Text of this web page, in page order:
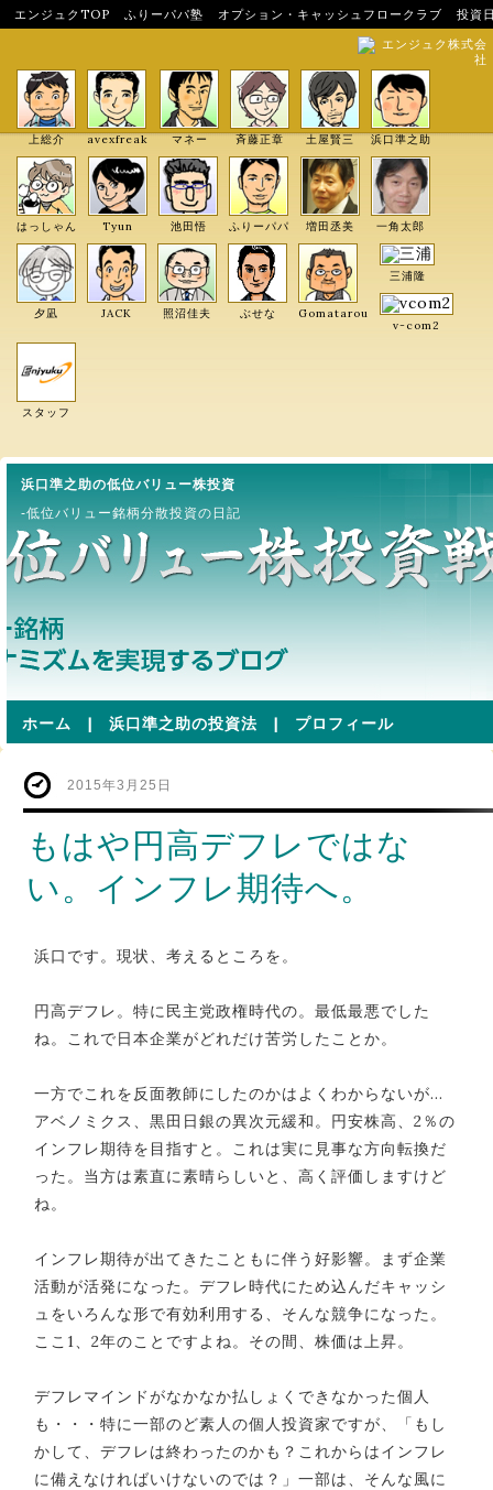
エンジュクTOP ふりーパパ塾 オプション・キャッシュフロークラブ
投資
エンジュク株式会
社
上総介 avexfreak マネー 斉藤正章 土屋賢三 浜口準之助
はっしゃん Tyun 池田悟 ふりーパパ 増田丞美 一角太郎
夕凪 JACK 照沼佳夫 ぶせな Gomatarou
三浦隆
v-com2
スタッフ
浜口準之助の低位バリュー株投資
-低位バリュー銘柄分散投資の日記
ホーム | 浜口準之助の投資法 | プロフィール
2015年3月25日
もはや円高デフレではな
い。インフレ期待へ。
浜口です。現状、考えるところを。
円高デフレ。特に民主党政権時代の。最低最悪でした
ね。これで日本企業がどれだけ苦労したことか。
一方でこれを反面教師にしたのかはよくわからないが…
アベノミクス、黒田日銀の異次元緩和。円安株高、2％の
インフレ期待を目指すと。これは実に見事な方向転換だ
った。当方は素直に素晴らしいと、高く評価しますけど
ね。
インフレ期待が出てきたこともに伴う好影響。まず企業
活動が活発になった。デフレ時代にため込んだキャッシ
ュをいろんな形で有効利用する、そんな競争になった。
ここ1、2年のことですよね。その間、株価は上昇。
デフレマインドがなかなか払しょくできなかった個人
も・・・特に一部のど素人の個人投資家ですが、「もし
かして、デフレは終わったのかも？これからはインフレ
に備えなければいけないのでは？」一部は、そんな風に